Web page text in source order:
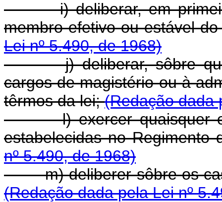
i) deliberar, em primeira
membro efetivo ou estável
Lei nº 5.490, de 1968)
j) deliberar, sôbre
cargos de magistério ou à
têrmos da lei;(Redação dada
l) exercer quaisquer
estabelecidas no Regimento
nº 5.490, de 1968)
m) deliberer sôbre os
(Redação dada pela Lei nº